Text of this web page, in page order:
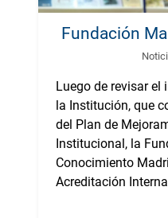
Luego de revisar
la Institución, que
del Plan de
Institucional, la
Conocimiento
Acreditación